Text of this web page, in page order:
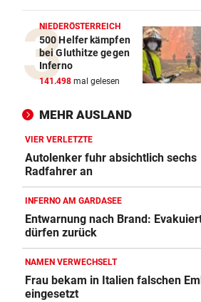
MANDATAR ALARMIERT
Polizisten-Mangel: „Es
Kahlschlag!“
INFERNO AM GARDASEE vor
Evakuierte dürfen zurück
SOMMERCUP 2026 LIVE: vor
Hard um Platz drei – Kiel
Luzern im Finale!
NACH WANDERUNG vor 2
22-Jährige erlitt auf
Schwächeanfall
NIEDERÖSTERREICH
500 Helfer kämpfen
bei Gluthitze gegen
Inferno
141.498 mal gelesen
MEHR AUSLAND
VIER VERLETZTE
Autolenker fuhr absichtlich sechs
Radfahrer an
INFERNO AM GARDASEE
Entwarnung nach Brand:
dürfen zurück
NAMEN VERWECHSELT
Frau bekam in Italien falschen
eingesetzt